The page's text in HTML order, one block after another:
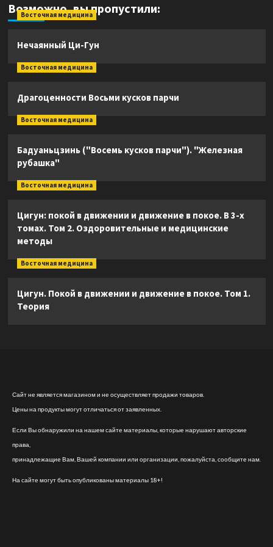
Возможно, вы пропустили:
Восточная медицина
Нечаянный Ци-Гун
Восточная медицина
Драгоценности Восьми кусков парчи
Восточная медицина
Бадуаньцзинь ("Восемь кусков парчи"). "Железная
рубашка"
Восточная медицина
Цигун: покой в движении и движение в покое. В 3-х
томах. Том 2. Оздоровительные и медицинские
методы
Восточная медицина
Цигун. Покой в движении и движение в покое. Том 1.
Теория
Сайт не является магазином и не осуществляет продажи товаров.
Цены на продукты могут отличаться от заявленных.
Если Вы обнаружили на нашем сайте материалы, которые нарушают авторские
права,
принадлежащие Вам, Вашей компании или организации, пожалуйста, сообщите нам.
На сайте могут быть опубликованы материалы 18+!